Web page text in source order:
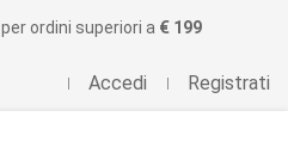
per ordini superiori a € 199
Accedi Registrati